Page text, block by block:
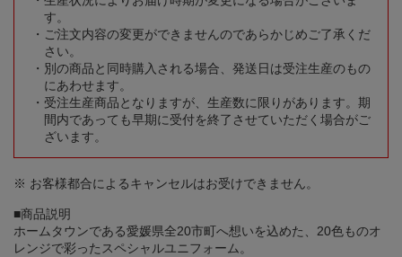
す。
ご注文内容の変更ができませんのであらかじめご了承くだ
さい。
別の商品と同時購入される場合、発送日は受注生産のもの
にあわせます。
受注生産商品となりますが、生産数に限りがあります。期
間内であっても早期に受付を終了させていただく場合がご
ざいます。
※ お客様都合によるキャンセルはお受けできません。
■商品説明
ホームタウンである愛媛県全20市町へ想いを込めた、20色ものオ
レンジで彩ったスペシャルユニフォーム。